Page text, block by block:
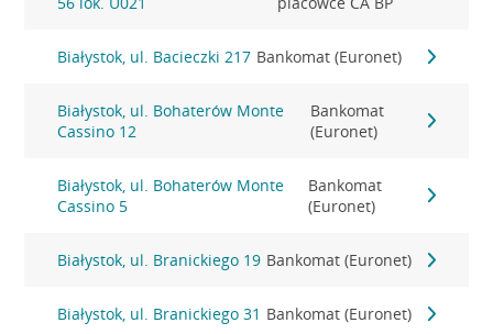
Białystok, ul. Bacieczki 217 Bankomat (Euronet)
Białystok, ul. Bohaterów Monte
Cassino 12
Bankomat
(Euronet)
Białystok, ul. Bohaterów Monte
Cassino 5
Bankomat
(Euronet)
Białystok, ul. Branickiego 19 Bankomat (Euronet)
Białystok, ul. Branickiego 31 Bankomat (Euronet)